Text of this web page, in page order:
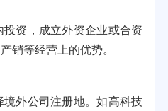
资，成立外资企业或合资
销等经营上的优势。
外公司注册地。如高科技